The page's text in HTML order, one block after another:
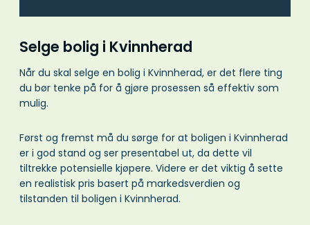
Selge bolig i Kvinnherad
Når du skal selge en bolig i Kvinnherad, er det flere ting
du bør tenke på for å gjøre prosessen så effektiv som
mulig.
Først og fremst må du sørge for at boligen i Kvinnherad
er i god stand og ser presentabel ut, da dette vil
tiltrekke potensielle kjøpere. Videre er det viktig å sette
en realistisk pris basert på markedsverdien og
tilstanden til boligen i Kvinnherad.